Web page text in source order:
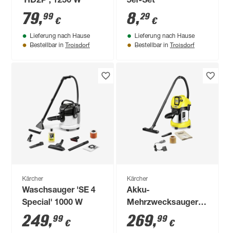
79,99 €
Lieferung nach Hause
Bestellbar in Troisdorf
8,29 €
Lieferung nach Hause
Bestellbar in Troisdorf
Kärcher
Waschsauger 'SE 4
Special' 1000 W
249,99 €
Kärcher
Akku-
Mehrzwecksauger
'WD 3' Battery
Premium Set
269,99 €